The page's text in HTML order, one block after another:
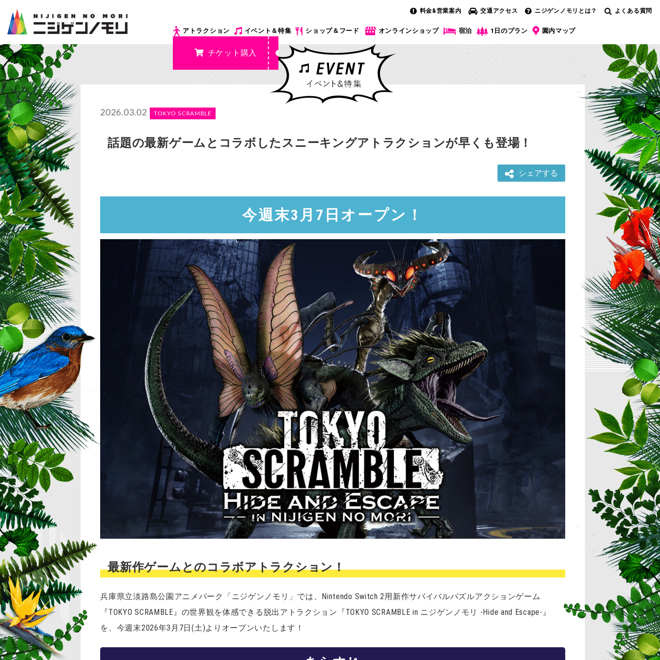
料金&営業案内 交通アクセス ニジゲンノモリとは？ よくある質問
アトラクション イベント＆特集 ショップ＆フード オンラインショップ 宿泊 1日のプラン 園内マップ
チケット購入
2026.03.02 TOKYO SCRAMBLE
話題の最新ゲームとコラボしたスニーキングアトラクションが早くも登場！
シェアする
今週末3月7日オープン！
最新作ゲームとのコラボアトラクション！
兵庫県立淡路島公園アニメパーク「ニジゲンノモリ」では、Nintendo Switch 2用新作サバイバルパズルアクションゲーム
『TOKYO SCRAMBLE』の世界観を体感できる脱出アトラクション『TOKYO SCRAMBLE in ニジゲンノモリ -Hide and Escape-』
を、今週末2026年3月7日(土)よりオープンいたします！